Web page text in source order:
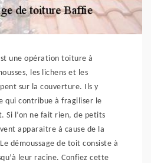
une opération toiture à
les lichens et les
sur la couverture. Ils y
qui contribue à fragiliser le
Si l’on ne fait rien, de petits
apparaitre à cause de la
démoussage de toit consiste à
leur racine. Confiez cette